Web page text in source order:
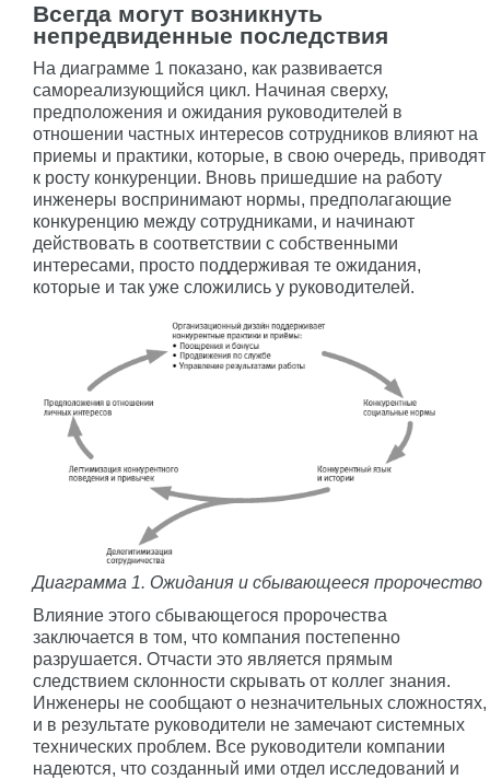
Всегда могут возникнуть
непредвиденные последствия
На диаграмме 1 показано, как развивается
самореализующийся цикл. Начиная сверху,
предположения и ожидания руководителей в
отношении частных интересов сотрудников влияют на
приемы и практики, которые, в свою очередь, приводят
к росту конкуренции. Вновь пришедшие на работу
инженеры воспринимают нормы, предполагающие
конкуренцию между сотрудниками, и начинают
действовать в соответствии с собственными
интересами, просто поддерживая те ожидания,
которые и так уже сложились у руководителей.
Диаграмма 1. Ожидания и сбывающееся пророчество
Влияние этого сбывающегося пророчества
заключается в том, что компания постепенно
разрушается. Отчасти это является прямым
следствием склонности скрывать от коллег знания.
Инженеры не сообщают о незначительных сложностях,
и в результате руководители не замечают системных
технических проблем. Все руководители компании
надеются, что созданный ими отдел исследований и